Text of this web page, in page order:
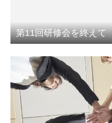
第11回研修会を終えて